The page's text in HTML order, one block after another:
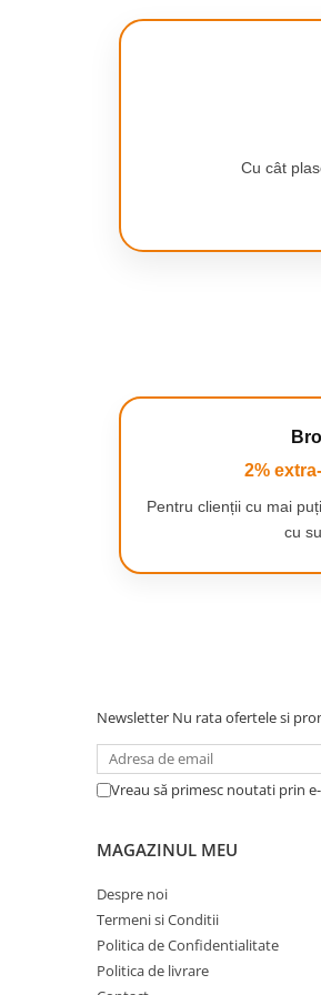
PC, Periferice & Software
Antifurt bicicleta
Centuri de Slabit
TV, Audio-Video & Foto
Accesorii foto & video
Casti Wireless
Dispozitive Spionaj
Videoproiectoare
DEZVOLTA PERSEVERENTA-
cu o noua provocare -
PANA LA 23.000
de distractie!
procesul creativ si bucura-te
margele
CREATI-VA
ARTA
Cu cât
2%
Pentru clienții cu mai
cu
Newsletter Nu rata ofertele si
Vreau să primesc noutati prin
MAGAZINUL MEU
Despre noi
Termeni si Conditii
Politica de Confidentialitate
Politica de livrare